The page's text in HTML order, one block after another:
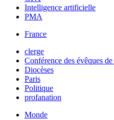
Intelligence artificielle
PMA
France
clerge
Conférence des évêques
Diocèses
Paris
Politique
profanation
Monde